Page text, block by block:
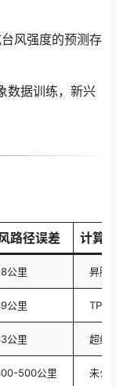
风强度的预测存
数据训练，新兴
路径误差 计算
公里 昇腾
公里 TPU
公里 超级
500公里 未公